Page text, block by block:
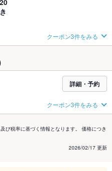
クーポン3件をみる
詳細・予約
クーポン3件をみる
び税率に基づく情報となります。 価格につき
2026/02/17 更新